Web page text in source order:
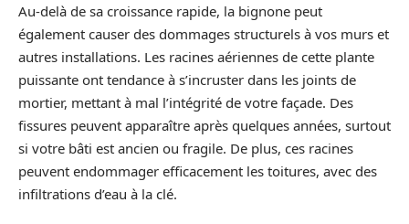
Au-delà de sa croissance rapide, la bignone peut
également causer des dommages structurels à vos murs et
autres installations. Les racines aériennes de cette plante
puissante ont tendance à s’incruster dans les joints de
mortier, mettant à mal l’intégrité de votre façade. Des
fissures peuvent apparaître après quelques années, surtout
si votre bâti est ancien ou fragile. De plus, ces racines
peuvent endommager efficacement les toitures, avec des
infiltrations d’eau à la clé.